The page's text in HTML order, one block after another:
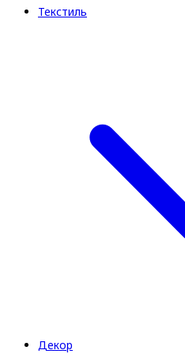
Текстиль
Декор